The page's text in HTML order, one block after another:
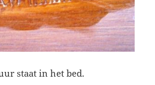
staat in het bed.